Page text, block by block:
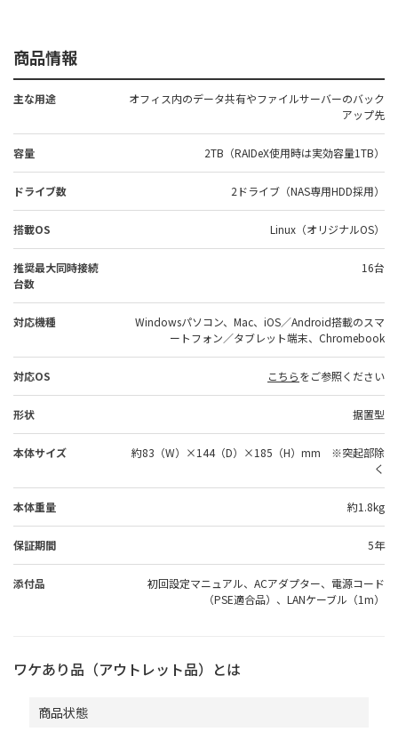
商品情報
主な用途
オフィス内のデータ共有やファイルサーバーのバック
アップ先
容量 2TB（RAIDeX使用時は実効容量1TB）
ドライブ数 2ドライブ（NAS専用HDD採用）
搭載OS Linux（オリジナルOS）
推奨最大同時接続
台数
16台
対応機種
Windowsパソコン、Mac、iOS／Android搭載のスマ
ートフォン／タブレット端末、Chromebook
対応OS こちらをご参照ください
形状 据置型
本体サイズ
約83（W）×144（D）×185（H）mm ※突起部除
く
本体重量 約1.8kg
保証期間 5年
添付品
初回設定マニュアル、ACアダプター、電源コード
（PSE適合品）、LANケーブル（1m）
ワケあり品（アウトレット品）とは
商品状態